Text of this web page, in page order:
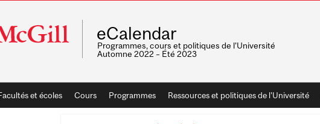
eCalendar
Programmes, cours et politiques de l'Université
Automne 2022 – Été 2023
et écoles Cours Programmes Ressources et politiques de l'Université